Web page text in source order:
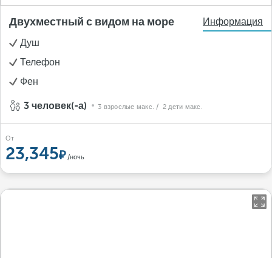
Двухместный с видом на море
Информация
Душ
Телефон
Фен
3 человек(-а) 3 взрослые макс. / 2 дети макс.
От
23,345 /ночь